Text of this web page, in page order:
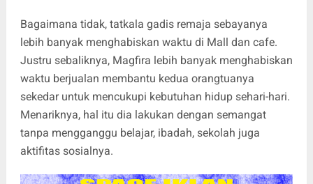
Bagaimana tidak, tatkala gadis remaja sebayanya
lebih banyak menghabiskan waktu di Mall dan cafe.
Justru sebaliknya, Magfira lebih banyak menghabiskan
waktu berjualan membantu kedua orangtuanya
sekedar untuk mencukupi kebutuhan hidup sehari-hari.
Menariknya, hal itu dia lakukan dengan semangat
tanpa mengganggu belajar, ibadah, sekolah juga
aktifitas sosialnya.